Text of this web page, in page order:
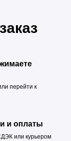
перейти к
и оплаты
или курьером